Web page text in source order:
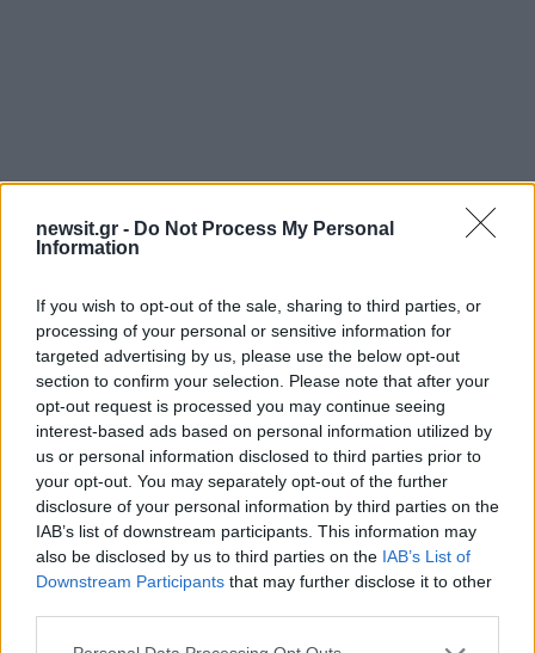
newsit.gr - Do Not Process My Personal
Information
If you wish to opt-out of the sale, sharing to third parties, or
processing of your personal or sensitive information for
targeted advertising by us, please use the below opt-out
section to confirm your selection. Please note that after your
opt-out request is processed you may continue seeing
interest-based ads based on personal information utilized by
us or personal information disclosed to third parties prior to
your opt-out. You may separately opt-out of the further
disclosure of your personal information by third parties on the
IAB’s list of downstream participants. This information may
also be disclosed by us to third parties on the IAB’s List of
Downstream Participants that may further disclose it to other
Please note that this website/app uses one or more Google
Λίγο νωρίτερα,ο Χρίστος Κούγιας είχε
δημοσιεύσει διάφορες οικογενειακές
φωτογραφίες, τις οποίες δε συνόδευσε με
λόγια, παρά μόνο με καρδιές, εκφράζοντας την
αγάπη και τον σεβασμό του στον εκλιπόντα
πατέρα του.
ΔΙΑΦΗΜΙΣΗ